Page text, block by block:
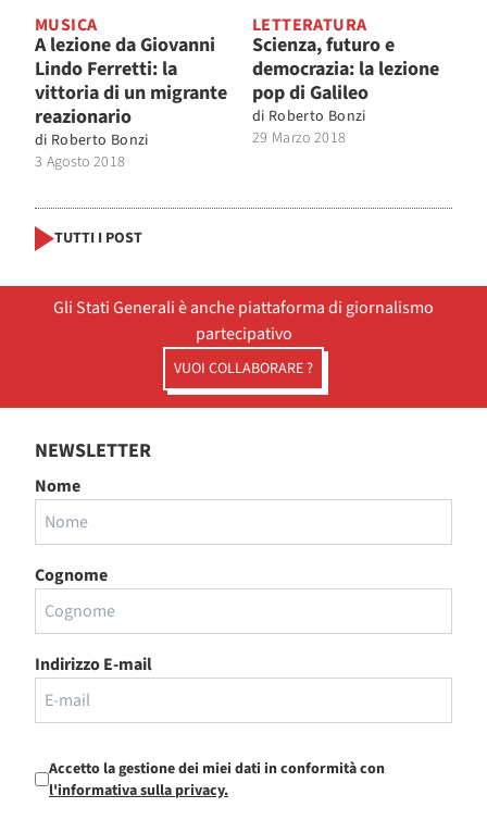
MUSICA
A lezione da Giovanni
Lindo Ferretti: la
vittoria di un migrante
reazionario
di Roberto Bonzi
3 Agosto 2018
LETTERATURA
Scienza, futuro e
democrazia: la lezione
pop di Galileo
di Roberto Bonzi
29 Marzo 2018
TUTTI I POST
Gli Stati Generali è anche piattaforma di giornalismo
partecipativo
VUOI COLLABORARE ?
NEWSLETTER
Nome
Cognome
Indirizzo E-mail
Accetto la gestione dei miei dati in conformità con
l'informativa sulla privacy.